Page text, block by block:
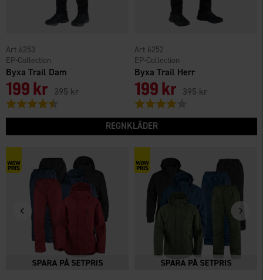
Byxa Trail Dam
EP-Collection
6253
199 kr 395 kr
Betyg:
Byxa Trail Herr
EP-Collection
6252
199 kr 395 kr
Betyg:
REGNKLÄDER